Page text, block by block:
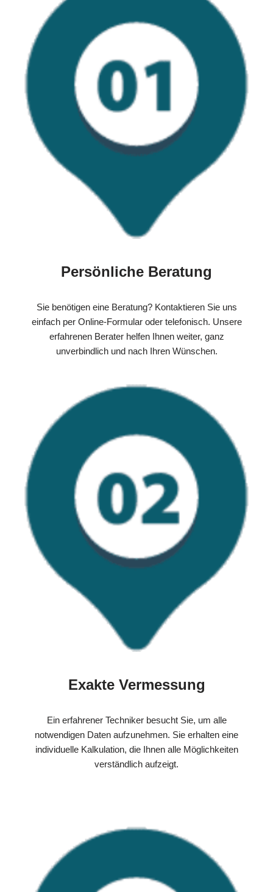
Persönliche Beratung
Sie benötigen eine Beratung? Kontaktieren Sie uns
einfach per Online-Formular oder telefonisch. Unsere
erfahrenen Berater helfen Ihnen weiter, ganz
unverbindlich und nach Ihren Wünschen.
Exakte Vermessung
Ein erfahrener Techniker besucht Sie, um alle
notwendigen Daten aufzunehmen. Sie erhalten eine
individuelle Kalkulation, die Ihnen alle Möglichkeiten
verständlich aufzeigt.